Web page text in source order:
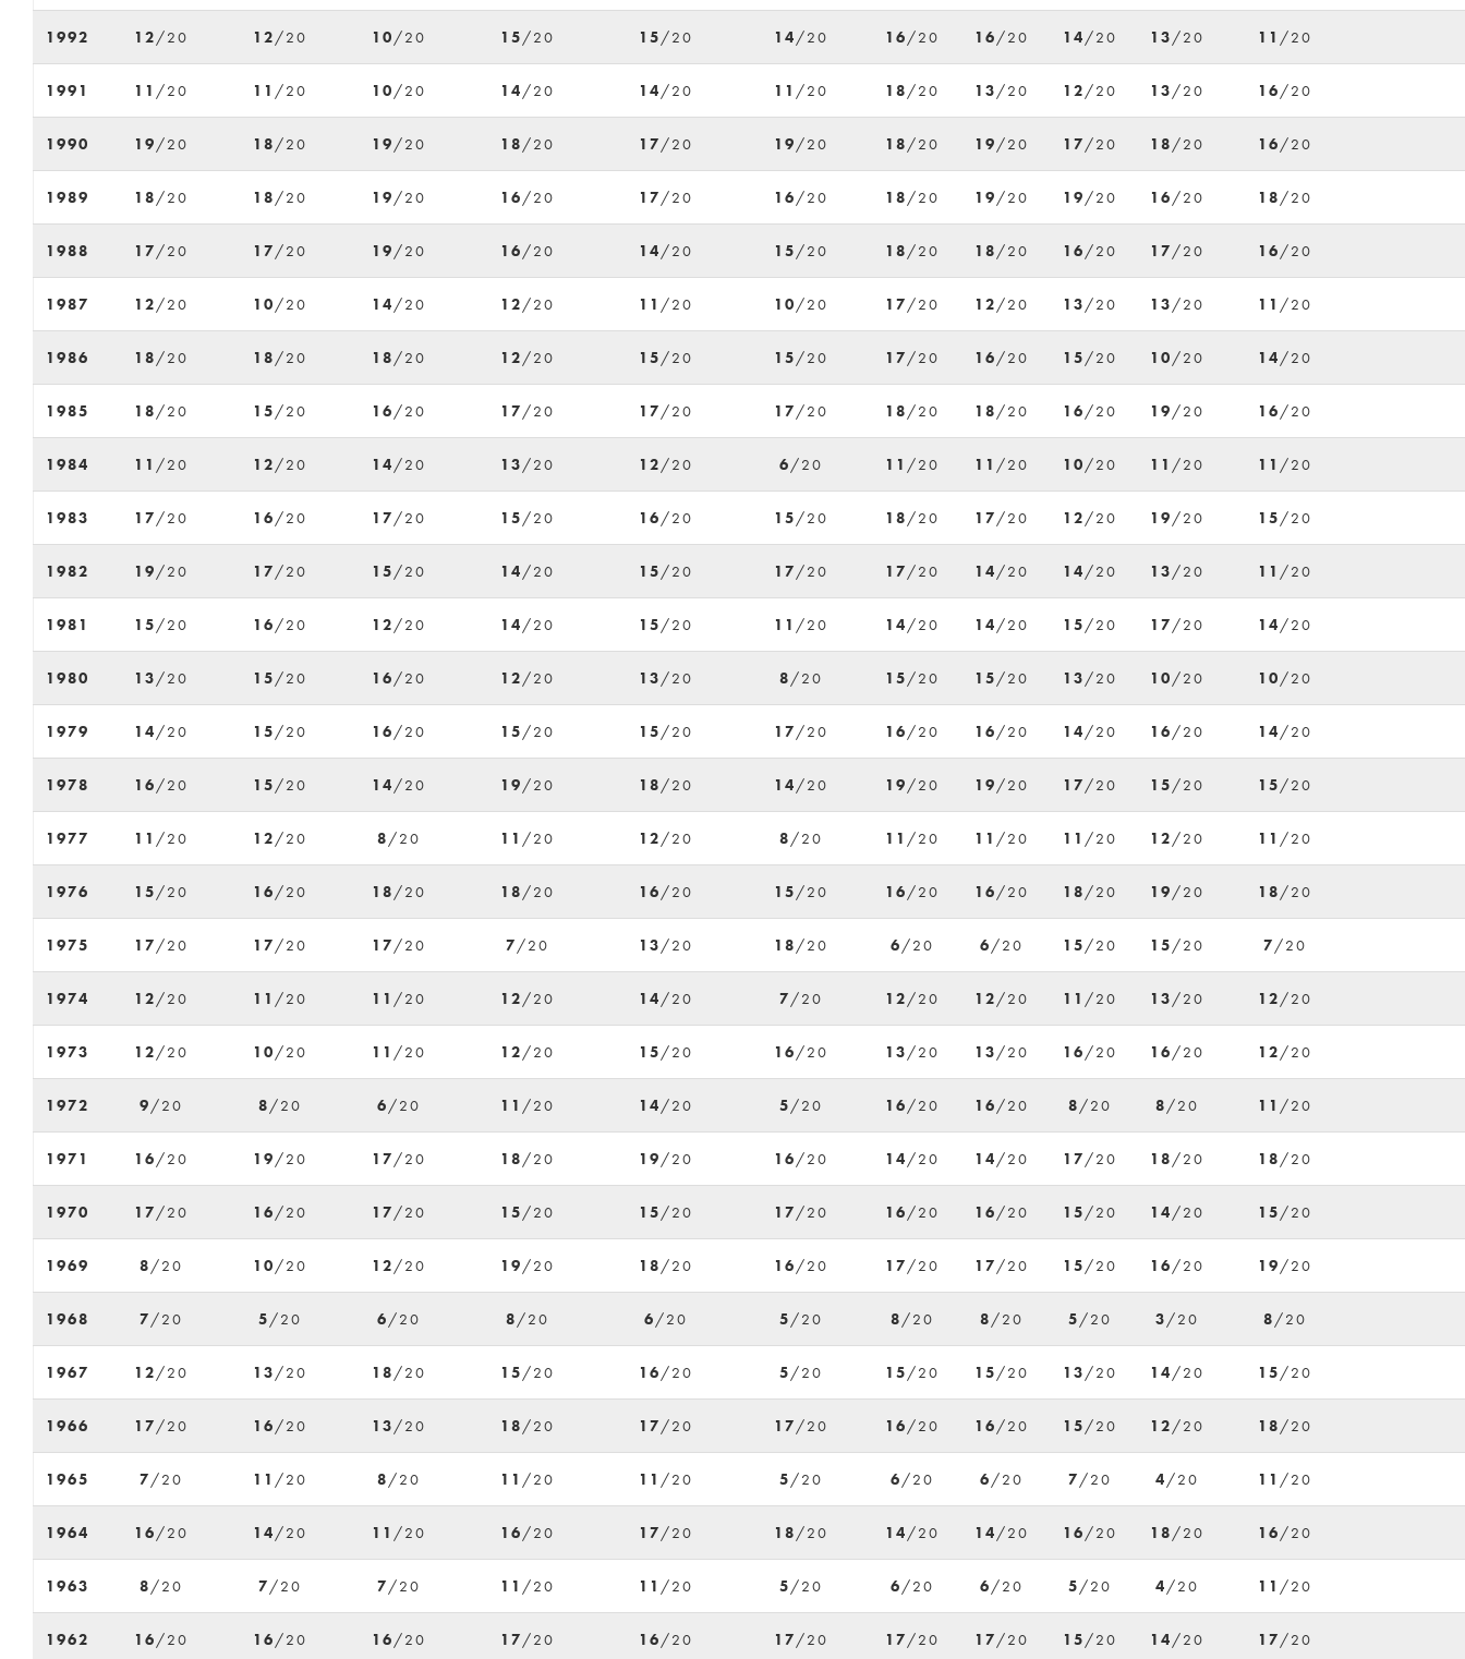
1992 12/20 12/20 10/20 15/20 15/20 14/20 16/20 16/20 14/20 13/20 11 /20
1991 11 /20 11 /20 10/20 14/20 14/20 11 /20 18/20 13/20 12/20 13/20 16/20
1990 19/20 18/20 19/20 18/20 17/20 19/20 18/20 19/20 17/20 18/20 16/20
1989 18/20 18/20 19/20 16/20 17/20 16/20 18/20 19/20 19/20 16/20 18/20
1988 17/20 17/20 19/20 16/20 14/20 15/20 18/20 18/20 16/20 17/20 16/20
1987 12/20 10/20 14/20 12/20 11 /20 10/20 17/20 12/20 13/20 13/20 11 /20
1986 18/20 18/20 18/20 12/20 15/20 15/20 17/20 16/20 15/20 10/20 14/20
1985 18/20 15/20 16/20 17/20 17/20 17/20 18/20 18/20 16/20 19/20 16/20
1984 11 /20 12/20 14/20 13/20 12/20 6/20 11 /20 11 /20 10/20 11 /20 11 /20
1983 17/20 16/20 17/20 15/20 16/20 15/20 18/20 17/20 12/20 19/20 15/20
1982 19/20 17/20 15/20 14/20 15/20 17/20 17/20 14/20 14/20 13/20 11 /20
1981 15/20 16/20 12/20 14/20 15/20 11 /20 14/20 14/20 15/20 17/20 14/20
1980 13/20 15/20 16/20 12/20 13/20 8/20 15/20 15/20 13/20 10/20 10/20
1979 14/20 15/20 16/20 15/20 15/20 17/20 16/20 16/20 14/20 16/20 14/20
1978 16/20 15/20 14/20 19/20 18/20 14/20 19/20 19/20 17/20 15/20 15/20
1977 11 /20 12/20 8/20 11 /20 12/20 8/20 11 /20 11 /20 11 /20 12/20 11 /20
1976 15/20 16/20 18/20 18/20 16/20 15/20 16/20 16/20 18/20 19/20 18/20
1975 17/20 17/20 17/20 7/20 13/20 18/20 6/20 6/20 15/20 15/20 7/20
1974 12/20 11 /20 11 /20 12/20 14/20 7/20 12/20 12/20 11 /20 13/20 12/20
1973 12/20 10/20 11 /20 12/20 15/20 16/20 13/20 13/20 16/20 16/20 12/20
1972 9/20 8/20 6/20 11 /20 14/20 5/20 16/20 16/20 8/20 8/20 11 /20
1971 16/20 19/20 17/20 18/20 19/20 16/20 14/20 14/20 17/20 18/20 18/20
1970 17/20 16/20 17/20 15/20 15/20 17/20 16/20 16/20 15/20 14/20 15/20
1969 8/20 10/20 12/20 19/20 18/20 16/20 17/20 17/20 15/20 16/20 19/20
1968 7/20 5/20 6/20 8/20 6/20 5/20 8/20 8/20 5/20 3/20 8/20
1967 12/20 13/20 18/20 15/20 16/20 5/20 15/20 15/20 13/20 14/20 15/20
1966 17/20 16/20 13/20 18/20 17/20 17/20 16/20 16/20 15/20 12/20 18/20
1965 7/20 11 /20 8/20 11 /20 11 /20 5/20 6/20 6/20 7/20 4/20 11 /20
1964 16/20 14/20 11 /20 16/20 17/20 18/20 14/20 14/20 16/20 18/20 16/20
1963 8/20 7/20 7/20 11 /20 11 /20 5/20 6/20 6/20 5/20 4/20 11 /20
1962 16/20 16/20 16/20 17/20 16/20 17/20 17/20 17/20 15/20 14/20 17/20